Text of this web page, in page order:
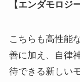
【エンダモロジ
こちらも高性能
善に加え、自律
待できる新しい